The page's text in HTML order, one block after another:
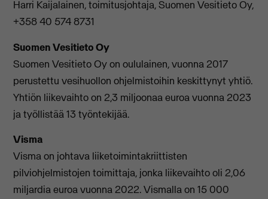
Harri Kaijalainen, toimitusjohtaja, Suomen Vesitieto Oy,
+358 40 574 8731
Suomen Vesitieto Oy
Suomen Vesitieto Oy on oululainen, vuonna 2017
perustettu vesihuollon ohjelmistoihin keskittynyt yhtiö.
Yhtiön liikevaihto on 2,3 miljoonaa euroa vuonna 2023
ja työllistää 13 työntekijää.
Visma
Visma on johtava liiketoimintakriittisten
pilviohjelmistojen toimittaja, jonka liikevaihto oli 2,06
miljardia euroa vuonna 2022. Vismalla on 15 000